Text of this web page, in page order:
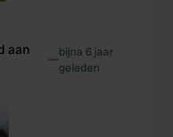
aan
—bijna 6 jaar
geleden